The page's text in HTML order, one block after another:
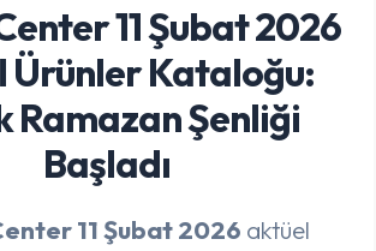
11 Şubat 2026
Ürünler Kataloğu:
Ramazan Şenliği
Başladı
11 Şubat 2026 aktüel